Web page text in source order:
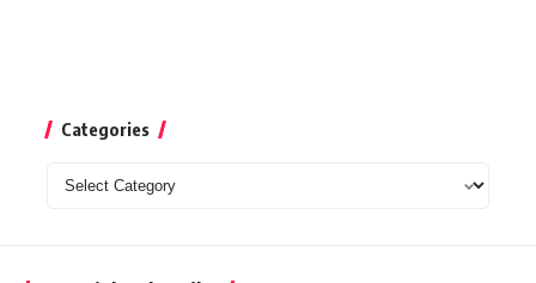
Categories
Categories